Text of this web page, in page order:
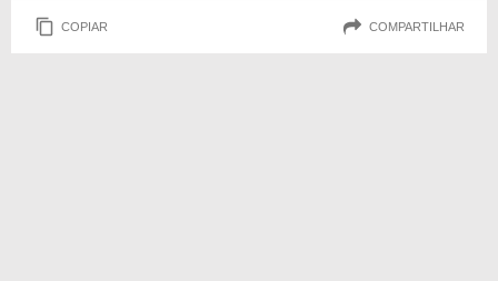
COPIAR COMPARTILHAR